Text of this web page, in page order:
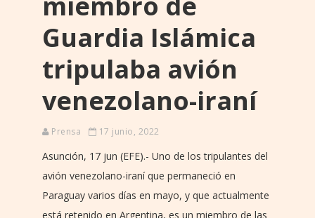
Guardia Islámica
tripulaba avión
venezolano-iraní
Prensa 17 junio, 2022
Asunción, 17 jun (EFE).- Uno de los tripulantes del
avión venezolano-iraní que permaneció en
Paraguay varios días en mayo, y que actualmente
está retenido en Argentina, es un miembro de las